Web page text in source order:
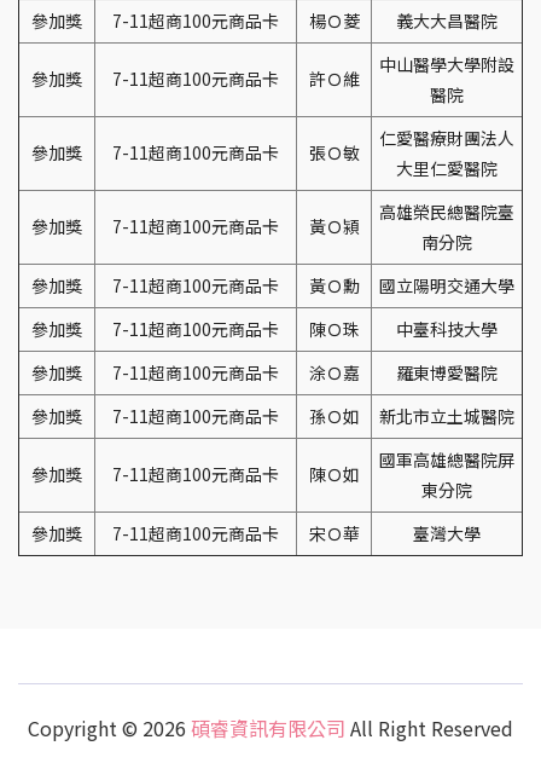
參加獎
7-11超商100元商品卡 楊Ｏ菱 義大大昌醫院
參加獎 7-11超商100元商品卡 許Ｏ維
中山醫學大學附設
醫院
參加獎 7-11超商100元商品卡 張Ｏ敏
仁愛醫療財團法人
大里仁愛醫院
參加獎 7-11超商100元商品卡 黃Ｏ潁
高雄榮民總醫院臺
南分院
參加獎
7-11超商100元商品卡 黃Ｏ勳
國立陽明交通大學
參加獎
7-11超商100元商品卡 陳Ｏ珠
中臺科技大學
參加獎
7-11超商100元商品卡 涂Ｏ嘉
羅東博愛醫院
參加獎
7-11超商100元商品卡 孫Ｏ如 新北市立土城醫院
參加獎 7-11超商100元商品卡 陳Ｏ如
國軍高雄總醫院屏
東分院
參加獎
7-11超商100元商品卡 宋Ｏ華 臺灣大學
Copyright © 2026 碩睿資訊有限公司 All Right Reserved